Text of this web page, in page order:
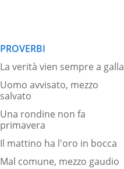
PROVERBI
La verità vien sempre a galla
Uomo avvisato, mezzo
salvato
Una rondine non fa
primavera
Il mattino ha l'oro in bocca
Mal comune, mezzo gaudio